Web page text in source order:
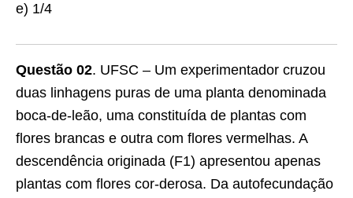
e) 1/4
Questão 02. UFSC – Um experimentador cruzou
duas linhagens puras de uma planta denominada
boca-de-leão, uma constituída de plantas com
flores brancas e outra com flores vermelhas. A
descendência originada (F1) apresentou apenas
plantas com flores cor-derosa. Da autofecundação